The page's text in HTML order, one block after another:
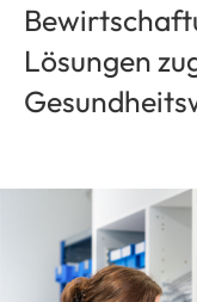
Lösungen